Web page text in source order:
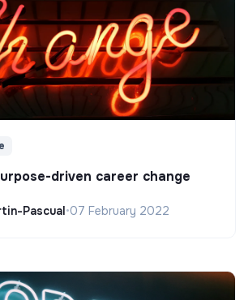
driven career change
Pascual •07 February 2022